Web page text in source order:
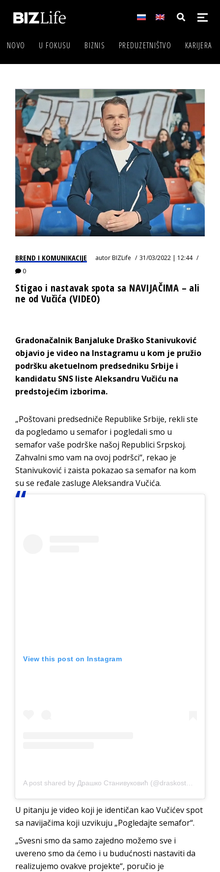
NOVO U FOKUSU BIZNIS PREDUZETNIŠTVO KARIJERA
BREND I KOMUNIKACIJE autorBIZLife
31/03/2022 | 12:44
0
Stigao i nastavak spota sa NAVIJAČIMA – ali
ne od Vučića (VIDEO)
Gradonačalnik Banjaluke Draško Stanivuković
objavio je video na Instagramu u kom je pružio
podršku aketuelnom predsedniku Srbije i
kandidatu SNS liste Aleksandru Vučiću na
predstojećim izborima.
„Poštovani predsedniče Republike Srbije, rekli ste
da pogledamo u semafor i pogledali smo u
semafor vaše podrške našoj Republici Srpskoj.
Zahvalni smo vam na ovoj podršci“, rekao je
Stanivuković i zaista pokazao sa semafor na kom
su se ređale zasluge Aleksandra Vučića.
View this post on Instagram
U pitanju je video koji je identičan kao Vučićev spot
sa navijačima koji uzvikuju „Pogledajte semafor“.
„Svesni smo da samo zajedno možemo sve i
uvereno smo da ćemo i u budućnosti nastaviti da
realizujemo ovakve projekte“, poručio je